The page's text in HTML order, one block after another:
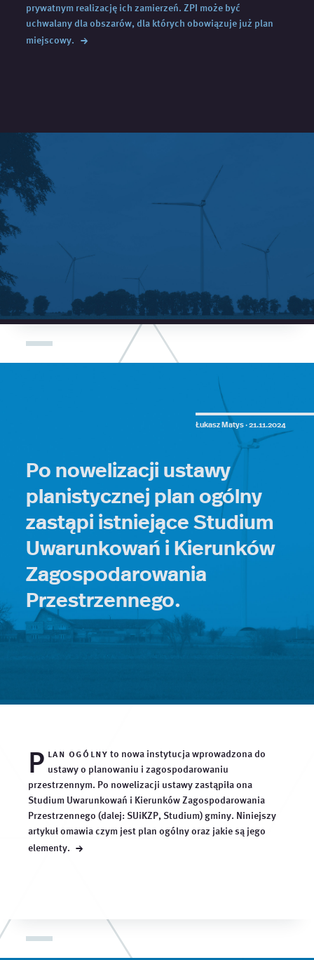
prywatnym realizację ich zamierzeń. ZPI może być
uchwalany dla obszarów, dla których obowiązuje już plan
miejscowy. →
Łukasz Matys ·21.11.2024
Po nowelizacji ustawy
planistycznej plan ogólny
zastąpi istniejące Studium
Uwarunkowań i Kierunków
Zagospodarowania
Przestrzennego.
P lan ogólny to nowa instytucja wprowadzona do
ustawy o planowaniu i zagospodarowaniu
przestrzennym. Po nowelizacji ustawy zastąpiła ona
Studium Uwarunkowań i Kierunków Zagospodarowania
Przestrzennego (dalej: SUiKZP, Studium) gminy. Niniejszy
artykuł omawia czym jest plan ogólny oraz jakie są jego
elementy. →